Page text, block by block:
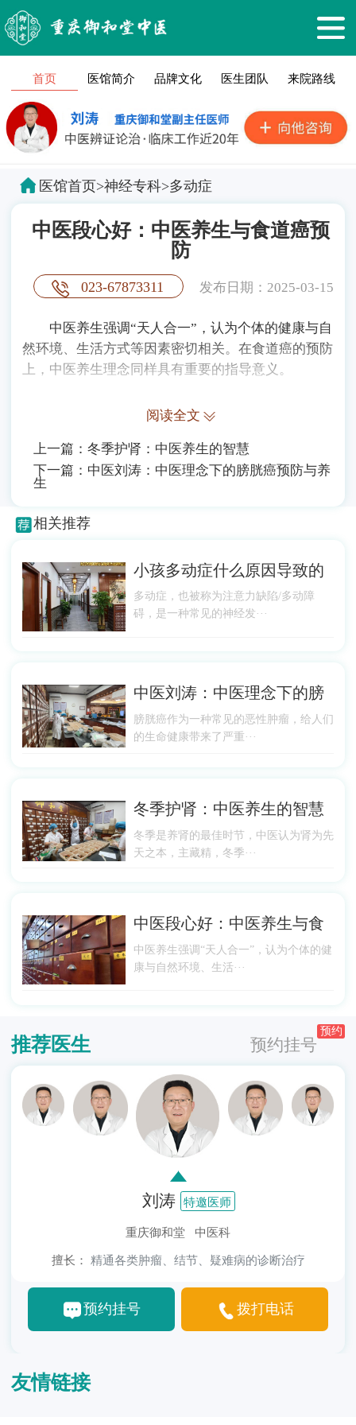
首页 医馆简介 品牌文化 医生团队 来院路线
医馆首页>神经专科>多动症
中医段心好：中医养生与食道癌预
防
023-67873311 发布日期：2025-03-15
中医养生强调“天人合一”，认为个体的健康与自
然环境、生活方式等因素密切相关。在食道癌的预防
上，中医养生理念同样具有重要的指导意义。
阅读全文
上一篇： 冬季护肾：中医养生的智慧
下一篇： 中医刘涛：中医理念下的膀胱癌预防与养
生
相关推荐
小孩多动症什么原因导致的
多动症，也被称为注意力缺陷/多动障
碍，是一种常见的神经发···
中医刘涛：中医理念下的膀
膀胱癌作为一种常见的恶性肿瘤，给人们
的生命健康带来了严重···
冬季护肾：中医养生的智慧
冬季是养肾的最佳时节，中医认为肾为先
天之本，主藏精，冬季···
中医段心好：中医养生与食
中医养生强调“天人合一”，认为个体的健
康与自然环境、生活···
推荐医生 预约挂号
预约
刘涛 特邀医师
重庆御和堂 中医科
擅长： 精通各类肿瘤、结节、疑难病的诊断治疗
预约挂号 拨打电话
友情链接